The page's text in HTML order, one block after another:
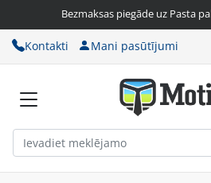
Bezmaksas piegāde uz Pasta
Kontakti Mani pasūtījumi